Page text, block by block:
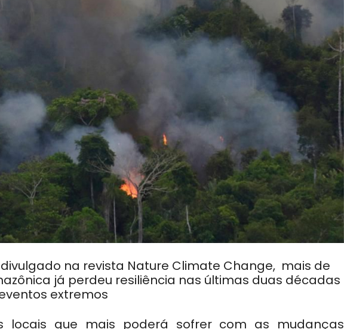
na revista Nature Climate Change, mais de
já perdeu resiliência nas últimas duas décadas
extremos
locais que mais poderá sofrer com as mudanças